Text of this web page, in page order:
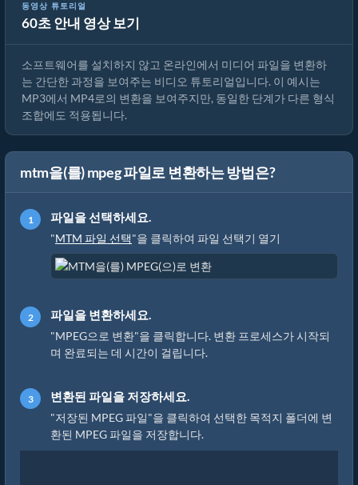
동영상 튜토리얼
60초 안내 영상 보기
미디어 파일 변환 방법
소프트웨어를 설치하지 않고 온라인에서 미디어 파일을 변환하
는 간단한 과정을 보여주는 비디오 튜토리얼입니다. 이 예시는
MP3에서 MP4로의 변환을 보여주지만, 동일한 단계가 다른 형식
조합에도 적용됩니다.
mtm을(를) mpeg 파일로 변환하는 방법은?
파일을 선택하세요.
"MTM 파일 선택"을 클릭하여 파일 선택기 열기
파일을 변환하세요.
"MPEG으로 변환"을 클릭합니다. 변환 프로세스가 시작되
며 완료되는 데 시간이 걸립니다.
변환된 파일을 저장하세요.
"저장된 MPEG 파일"을 클릭하여 선택한 목적지 폴더에 변
환된 MPEG 파일을 저장합니다.